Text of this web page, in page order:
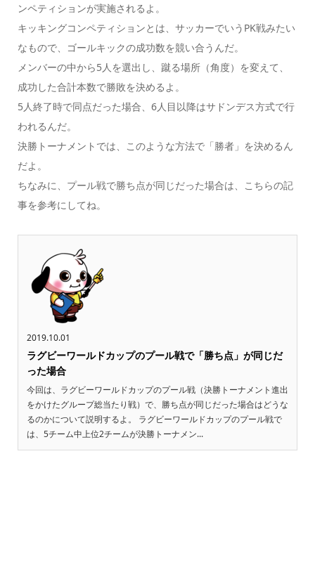
ンペティションが実施されるよ。
キッキングコンペティションとは、サッカーでいう PK戦みたい
なもので、
ゴールキックの成功数を競い合うんだ。
メンバーの中から5人を選出し、蹴る場所（角度）を変えて、
成功した合計本数で勝敗を決めるよ。
5人終了時で同点だった場合、 6人目以降はサドンデス方式で行
われるんだ。
決勝トーナメントでは、このような方法で「勝者」を決めるん
だよ。
ちなみに、 プール戦で勝ち点が同じだった場合は、こちらの記
事を参考にしてね。
2019.10.01
ラグビーワールドカップのプール戦で「勝ち点」が同じだ
った場合
今回は、ラグビーワールドカップのプール戦（決勝トーナメント進出
をかけたグループ総当たり戦）で、勝ち点が同じだった場合はどうな
るのかについて説明するよ。 ラグビーワールドカップのプール戦で
は、5チーム中上位2チームが決勝トーナメン...